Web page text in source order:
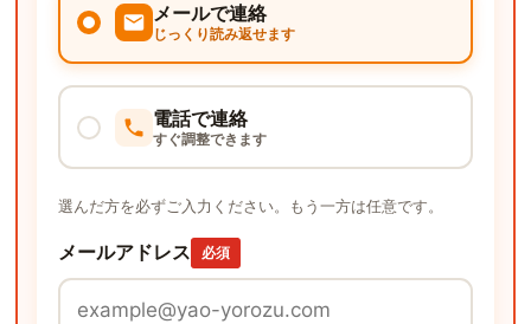
メールで連絡
じっくり読み返せます
電話で連絡
すぐ調整できます
選んだ方を必ずご入力ください。もう一方は任意です。
メールアドレス 必須